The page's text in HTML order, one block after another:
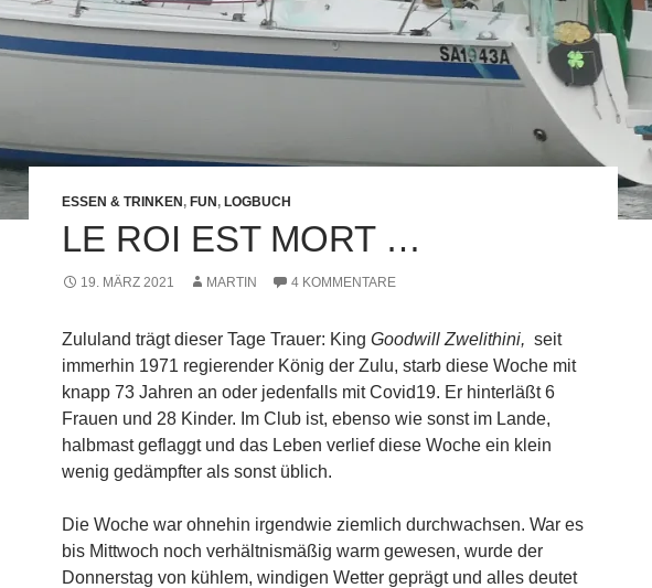
ESSEN & TRINKEN , FUN , LOGBUCH
LE ROI EST MORT …
19. MÄRZ 2021 MARTIN 4 KOMMENTARE
Zululand trägt dieser Tage Trauer: King Goodwill Zwelithini, seit
immerhin 1971 regierender König der Zulu, starb diese Woche mit
knapp 73 Jahren an oder jedenfalls mit Covid19. Er hinterläßt 6
Frauen und 28 Kinder. Im Club ist, ebenso wie sonst im Lande,
halbmast geflaggt und das Leben verlief diese Woche ein klein
wenig gedämpfter als sonst üblich.
Die Woche war ohnehin irgendwie ziemlich durchwachsen. War es
bis Mittwoch noch verhältnismäßig warm gewesen, wurde der
Donnerstag von kühlem, windigen Wetter geprägt und alles deutet